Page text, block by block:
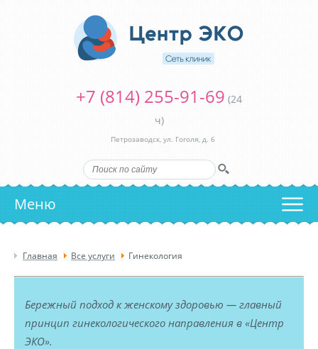
+7 (814) 255-91-69 (24
ч)
Петрозаводск, ул. Гоголя, д. 6
Меню
Главная Все услуги Гинекология
Бережный подход к женскому здоровью — главный
принцип гинекологического направления в «Центр
ЭКО».